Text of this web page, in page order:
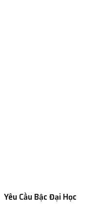
Yêu Cầu Bậc Đại Học